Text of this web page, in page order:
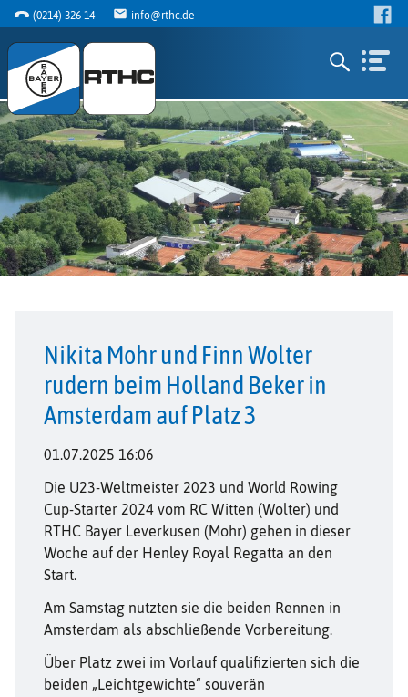
(0214) 326-14 info@rthc.de
Nikita Mohr und Finn Wolter
rudern beim Holland Beker in
Amsterdam auf Platz 3
01.07.2025 16:06
Die U23-Weltmeister 2023 und World Rowing
Cup-Starter 2024 vom RC Witten (Wolter) und
RTHC Bayer Leverkusen (Mohr) gehen in dieser
Woche auf der Henley Royal Regatta an den
Start.
Am Samstag nutzten sie die beiden Rennen in
Amsterdam als abschließende Vorbereitung.
Über Platz zwei im Vorlauf qualifizierten sich die
beiden „Leichtgewichte“ souverän